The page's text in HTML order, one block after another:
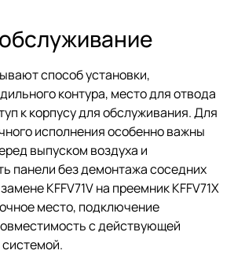
способ установки,
контура, место для отвода
к корпусу для обслуживания. Для
исполнения особенно важны
выпуском воздуха и
панели без демонтажа соседних
KFFV71V на преемник KFFV71X
место, подключение
с действующей